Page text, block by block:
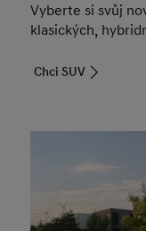
Vyberte si svůj
klasických,
Chci SUV